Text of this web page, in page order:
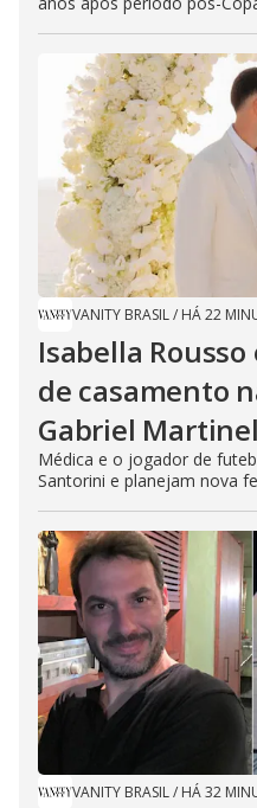
VANITY BRASIL/ HÁ 22
Isabella
de casamento
Gabriel
Médica e o jogador de
Santorini e planejam nova
VANITY BRASIL/ HÁ 32